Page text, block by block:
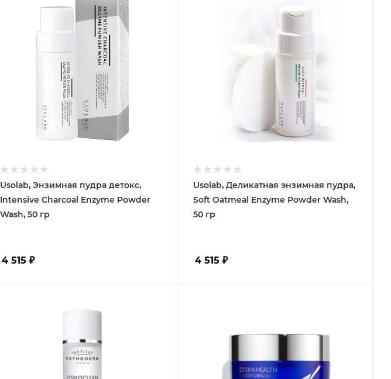
Usolab, Энзимная пудра детокс,
Intensive Charcoal Enzyme Powder
Wash, 50 гр
4 515 ₽
Usolab, Деликатная энзимная пудра,
Soft Oatmeal Enzyme Powder Wash,
50 гр
4 515 ₽